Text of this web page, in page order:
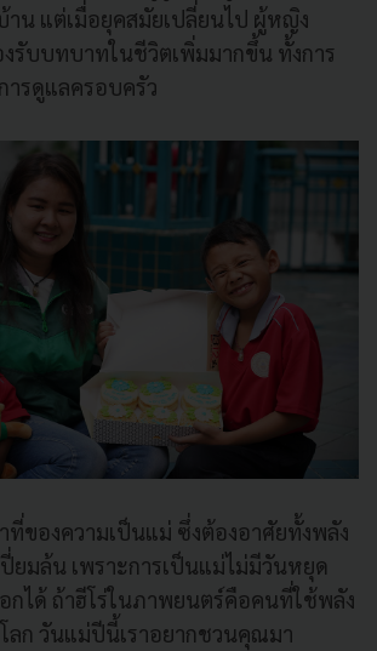
าน แต่เมื่อยุคสมัยเปลี่ยนไป ผู้หญิง
รับบทบาทในชีวิตเพิ่มมากขึ้น ทั้งการ
รดูแลครอบครัว
ที่ของความเป็นแม่ ซึ่งต้องอาศัยทั้งพลัง
ปี่ยมล้น เพราะการเป็นแม่ไม่มีวันหยุด
กได้ ถ้าฮีโร่ในภาพยนตร์คือคนที่ใช้พลัง
ลก วันแม่ปีนี้เราอยากชวนคุณมา